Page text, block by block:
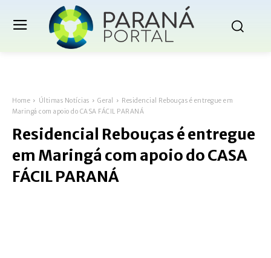
Home Últimas Notícias Geral
Residencial Rebouças é entregue em
Maringá com apoio do CASA FÁCIL PARANÁ
Residencial Rebouças é entregue
em Maringá com apoio do CASA
FÁCIL PARANÁ